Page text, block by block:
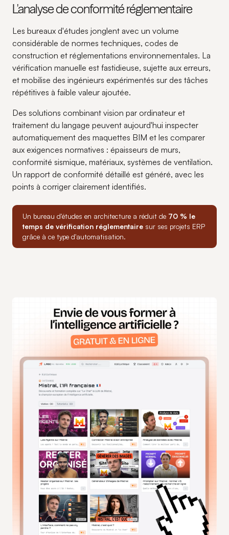
L'analyse de conformité réglementaire
Les bureaux d'études jonglent avec un volume
considérable de normes techniques, codes de
construction et réglementations environnementales. La
vérification manuelle est fastidieuse, sujette aux erreurs,
et mobilise des ingénieurs expérimentés sur des tâches
répétitives à faible valeur ajoutée.
Des solutions combinant vision par ordinateur et
traitement du langage peuvent aujourd'hui inspecter
automatiquement des maquettes BIM et les comparer
aux exigences normatives : épaisseurs de murs,
conformité sismique, matériaux, systèmes de ventilation.
Un rapport de conformité détaillé est généré, avec les
points à corriger clairement identifiés.
Un bureau d'études en architecture a réduit de 70 % le
temps de vérification réglementaire sur ses projets ERP
grâce à ce type d'automatisation.